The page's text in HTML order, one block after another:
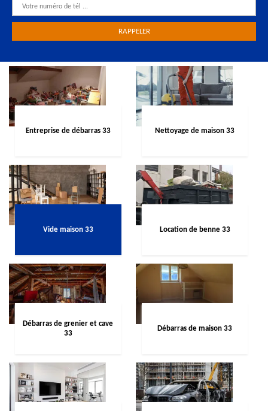
Entreprise de débarras 33 Nettoyage de maison 33
Vide maison 33 Location de benne 33
Débarras de grenier et cave
33
Débarras de maison 33